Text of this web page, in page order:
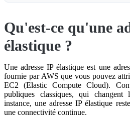
Qu'est-ce qu'une
élastique ?
Une adresse IP élastique est une
fournie par AWS que vous pouvez
EC2 (Elastic Compute Cloud).
publiques classiques, qui changent
instance, une adresse IP élastique
une connectivité continue.